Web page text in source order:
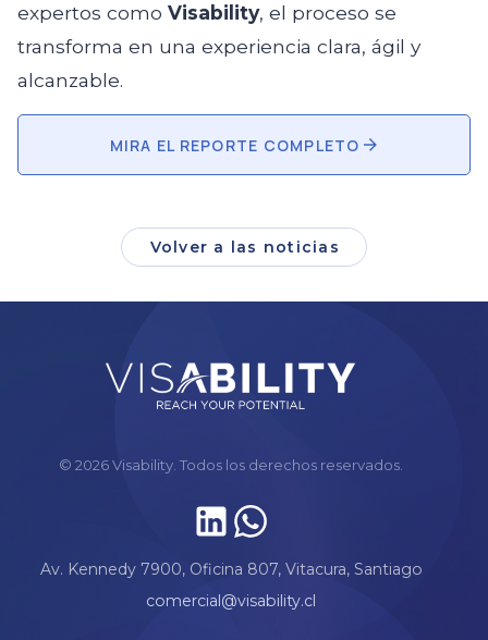
expertos como Visability, el proceso se
transforma en una experiencia clara, ágil y
alcanzable.
MIRA EL REPORTE COMPLETO
Volver a las noticias
© 2026 Visability. Todos los derechos reservados.
Av. Kennedy 7900, Oficina 807, Vitacura, Santiago
comercial@visability.cl